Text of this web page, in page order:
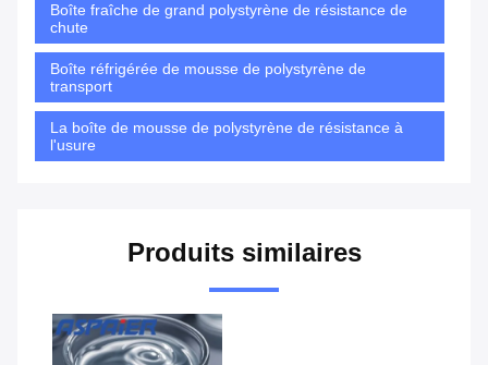
Boîte fraîche de grand polystyrène de résistance de
chute
Boîte réfrigérée de mousse de polystyrène de
transport
La boîte de mousse de polystyrène de résistance à
l'usure
Produits similaires